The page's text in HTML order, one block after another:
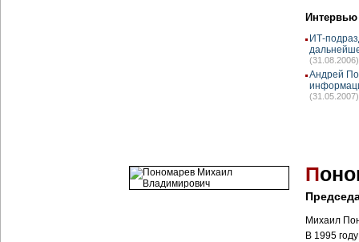
Интервью
ИТ-
(31.08.2006)
Андрей
(31.05.2007)
П
Михаил
В 1995